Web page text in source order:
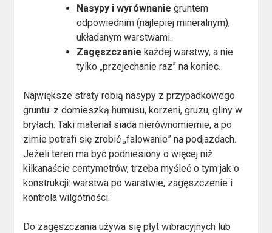
Nasypy i wyrównanie gruntem
odpowiednim (najlepiej mineralnym),
układanym warstwami.
Zagęszczanie każdej warstwy, a nie
tylko „przejechanie raz” na koniec.
Największe straty robią nasypy z przypadkowego
gruntu: z domieszką humusu, korzeni, gruzu, gliny w
bryłach. Taki materiał siada nierównomiernie, a po
zimie potrafi się zrobić „falowanie” na podjazdach.
Jeżeli teren ma być podniesiony o więcej niż
kilkanaście centymetrów, trzeba myśleć o tym jak o
konstrukcji: warstwa po warstwie, zagęszczenie i
kontrola wilgotności.
Do zagęszczania używa się płyt wibracyjnych lub